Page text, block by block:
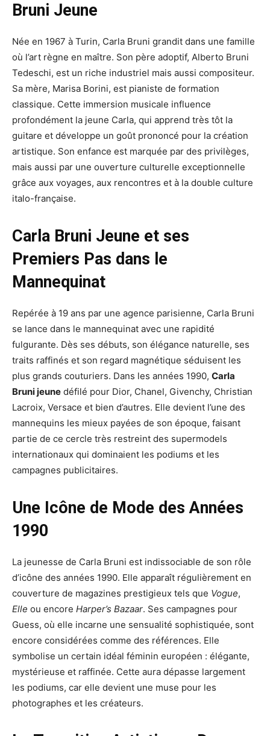
Bruni Jeune
Née en 1967 à Turin, Carla Bruni grandit dans une famille
où l’art règne en maître. Son père adoptif, Alberto Bruni
Tedeschi, est un riche industriel mais aussi compositeur.
Sa mère, Marisa Borini, est pianiste de formation
classique. Cette immersion musicale influence
profondément la jeune Carla, qui apprend très tôt la
guitare et développe un goût prononcé pour la création
artistique. Son enfance est marquée par des privilèges,
mais aussi par une ouverture culturelle exceptionnelle
grâce aux voyages, aux rencontres et à la double culture
italo-française.
Carla Bruni Jeune et ses
Premiers Pas dans le
Mannequinat
Repérée à 19 ans par une agence parisienne, Carla Bruni
se lance dans le mannequinat avec une rapidité
fulgurante. Dès ses débuts, son élégance naturelle, ses
traits raffinés et son regard magnétique séduisent les
plus grands couturiers. Dans les années 1990, Carla
Bruni jeune défilé pour Dior, Chanel, Givenchy, Christian
Lacroix, Versace et bien d’autres. Elle devient l’une des
mannequins les mieux payées de son époque, faisant
partie de ce cercle très restreint des supermodels
internationaux qui dominaient les podiums et les
campagnes publicitaires.
Une Icône de Mode des Années
1990
La jeunesse de Carla Bruni est indissociable de son rôle
d’icône des années 1990. Elle apparaît régulièrement en
couverture de magazines prestigieux tels que Vogue,
Elle ou encore Harper’s Bazaar. Ses campagnes pour
Guess, où elle incarne une sensualité sophistiquée, sont
encore considérées comme des références. Elle
symbolise un certain idéal féminin européen : élégante,
mystérieuse et raffinée. Cette aura dépasse largement
les podiums, car elle devient une muse pour les
photographes et les créateurs.